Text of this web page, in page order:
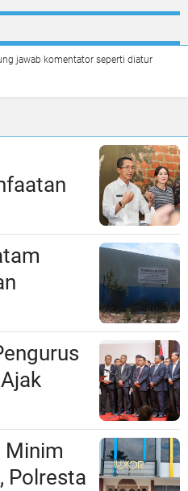
jawab komentator seperti diatur
ke
dan
Minim
Polresta